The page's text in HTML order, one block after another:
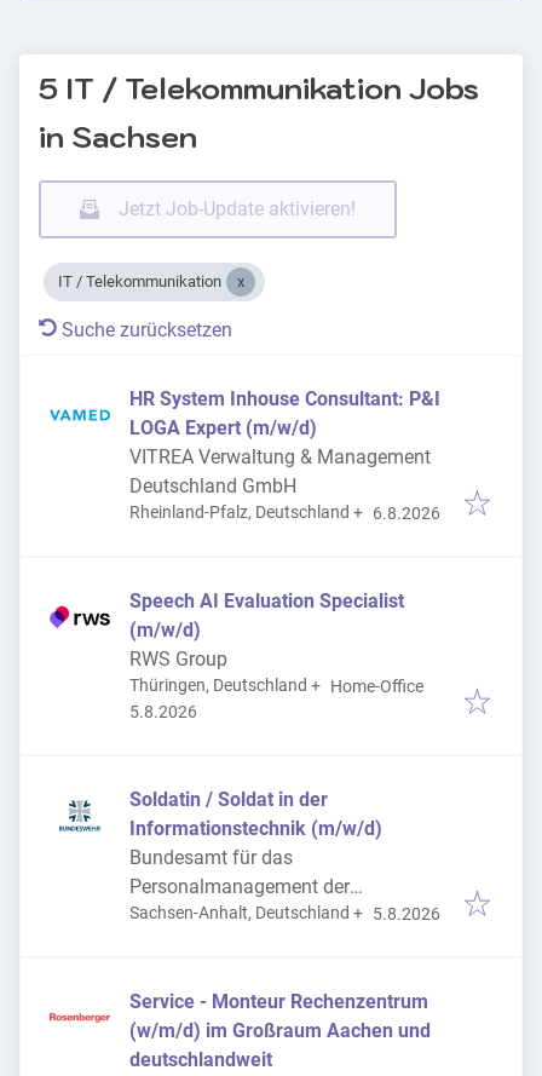
5 IT / Telekommunikation Jobs
in Sachsen
Jetzt Job-Update aktivieren!
IT / Telekommunikation
Suche zurücksetzen
HR System Inhouse Consultant: P&I
LOGA Expert (m/w/d)
VITREA Verwaltung & Management
Deutschland GmbH
Rheinland-Pfalz, Deutschland + Veröffentlicht:
6.8.2026
Speech AI Evaluation Specialist
(m/w/d)
RWS Group
Thüringen, Deutschland + Home-Office
Veröffentlicht
5.8.2026
Soldatin / Soldat in der
Informationstechnik (m/w/d)
Bundesamt für das
Personalmanagement der
Bundeswehr
Sachsen-Anhalt, Deutschland + Veröffentlicht:
5.8.2026
Service - Monteur Rechenzentrum
(w/m/d) im Großraum Aachen und
deutschlandweit